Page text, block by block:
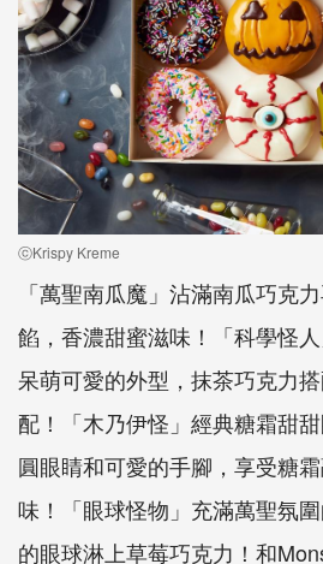
ⓒKrispy Kreme
「萬聖南瓜魔」沾滿南瓜巧克
餡，香濃甜蜜滋味！「科學怪
呆萌可愛的外型，抹茶巧克力
配！「木乃伊怪」經典糖霜甜
圓眼睛和可愛的手腳，享受糖
味！「眼球怪物」充滿萬聖氛
的眼球淋上草莓巧克力！和